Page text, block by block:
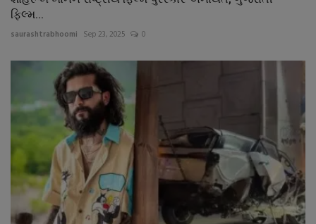
ફિલ્મ...
saurashtrabhoomi Sep 23, 2025 0